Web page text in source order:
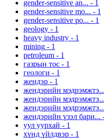
gender-sensitive an... - 1
gender-sensitive mo... - 1
gender-sensitive po... - 1
geology - 1
heavy industry - 1
mining - 1
petroleum - 1
газрын тос - 1
геологи - 1
жендэр - 1
жендэрийн мэдрэмжтэ...
жендэрийн мэдрэмжтэ...
жендэрийн мэдрэмжтэ...
жендэрийн үзэл бари...
уул уурхай - 1
хүнд үйлдвэр - 1